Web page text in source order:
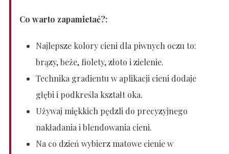
Co warto zapamietać?:
Najlepsze kolory cieni dla piwnych oczu to:
brązy, beże, fiolety, złoto i zielenie.
Technika gradientu w aplikacji cieni dodaje
głębi i podkreśla kształt oka.
Używaj miękkich pędzli do precyzyjnego
nakładania i blendowania cieni.
Na co dzień wybierz matowe cienie w